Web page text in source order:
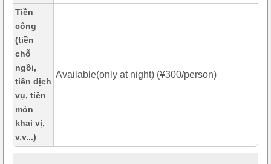
Tiền
công
(tiền
chỗ
ngồi,
tiền dịch
vụ, tiền
món
khai vị,
v.v...)
Available(only at night) (¥300/person)